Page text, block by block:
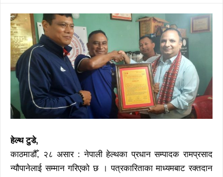
हेल्थ टुडे,
काठमाडौँ, २८ असार : नेपाली हेल्थका प्रधान सम्पादक रामप्रसाद
न्यौपानेलाई सम्मान गरिएको छ । पत्रकारिताका माध्यमबाट रक्तदान